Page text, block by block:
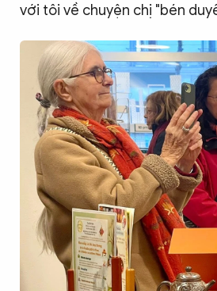
với tôi về chuyện chị "bén